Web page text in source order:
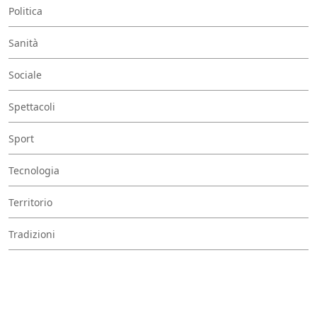
Politica
Sanità
Sociale
Spettacoli
Sport
Tecnologia
Territorio
Tradizioni